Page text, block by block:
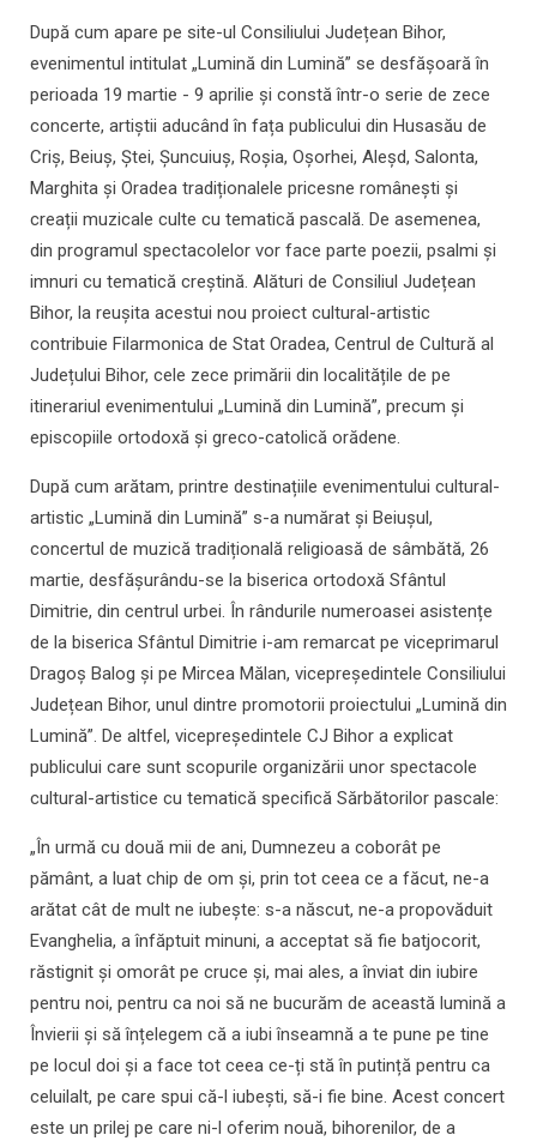
După cum apare pe site-ul Consiliului Județean Bihor,
evenimentul intitulat „Lumină din Lumină” se desfășoară în
perioada 19 martie - 9 aprilie și constă într-o serie de zece
concerte, artiștii aducând în fața publicului din Husasău de
Criș, Beiuș, Ștei, Șuncuiuș, Roșia, Oșorhei, Aleșd, Salonta,
Marghita și Oradea tradiționalele pricesne românești și
creații muzicale culte cu tematică pascală. De asemenea,
din programul spectacolelor vor face parte poezii, psalmi și
imnuri cu tematică creștină. Alături de Consiliul Județean
Bihor, la reușita acestui nou proiect cultural-artistic
contribuie Filarmonica de Stat Oradea, Centrul de Cultură al
Județului Bihor, cele zece primării din localitățile de pe
itinerariul evenimentului „Lumină din Lumină”, precum și
episcopiile ortodoxă și greco-catolică orădene.
După cum arătam, printre destinațiile evenimentului cultural-
artistic „Lumină din Lumină” s-a numărat și Beiușul,
concertul de muzică tradițională religioasă de sâmbătă, 26
martie, desfășurându-se la biserica ortodoxă Sfântul
Dimitrie, din centrul urbei. În rândurile numeroasei asistențe
de la biserica Sfântul Dimitrie i-am remarcat pe viceprimarul
Dragoș Balog și pe Mircea Mălan, vicepreședintele Consiliului
Județean Bihor, unul dintre promotorii proiectului „Lumină din
Lumină”. De altfel, vicepreședintele CJ Bihor a explicat
publicului care sunt scopurile organizării unor spectacole
cultural-artistice cu tematică specifică Sărbătorilor pascale:
„În urmă cu două mii de ani, Dumnezeu a coborât pe
pământ, a luat chip de om și, prin tot ceea ce a făcut, ne-a
arătat cât de mult ne iubește: s-a născut, ne-a propovăduit
Evanghelia, a înfăptuit minuni, a acceptat să fie batjocorit,
răstignit și omorât pe cruce și, mai ales, a înviat din iubire
pentru noi, pentru ca noi să ne bucurăm de această lumină a
Învierii și să înțelegem că a iubi înseamnă a te pune pe tine
pe locul doi și a face tot ceea ce-ți stă în putință pentru ca
celuilalt, pe care spui că-l iubești, să-i fie bine. Acest concert
este un prilej pe care ni-l oferim nouă, bihorenilor, de a